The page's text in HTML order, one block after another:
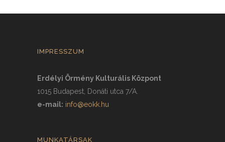
IMPRESSZUM
Erdélyi Örmény Kulturális Központ
1015 Budapest, Donáti utca 7/A.
e-mail: info@eokk.hu
MUNKATÁRSAK